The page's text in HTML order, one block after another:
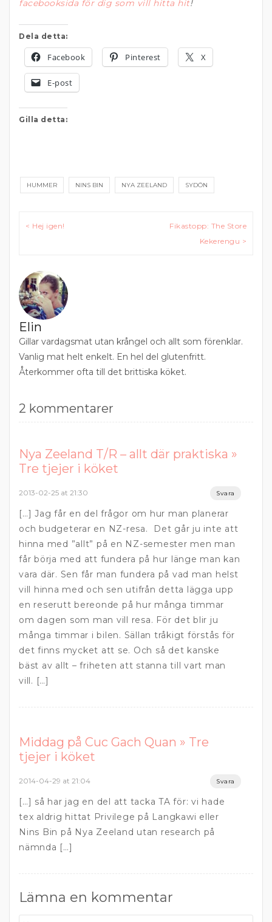
facebooksida för dig som vill hitta hit!
Dela detta:
Facebook Pinterest X
E-post
Gilla detta:
HUMMER NINS BIN NYA ZEELAND SYDÖN
Inläggsnavigering
< Hej igen!
Fikastopp: The Store
Kekerengu >
Elin
Gillar vardagsmat utan krångel och allt som förenklar.
Vanlig mat helt enkelt. En hel del glutenfritt.
Återkommer ofta till det brittiska köket.
2 kommentarer
Nya Zeeland T/R – allt där praktiska »
Tre tjejer i köket
2013-02-25 at 21:30 Svara
[…] Jag får en del frågor om hur man planerar
och budgeterar en NZ-resa. Det går ju inte att
hinna med ”allt” på en NZ-semester men man
får börja med att fundera på hur länge man kan
vara där. Sen får man fundera på vad man helst
vill hinna med och sen utifrån detta lägga upp
en reserutt bereonde på hur många timmar
om dagen som man vill resa. För det blir ju
många timmar i bilen. Sällan tråkigt förstås för
det finns mycket att se. Och så det kanske
bäst av allt – friheten att stanna till vart man
vill. […]
Middag på Cuc Gach Quan » Tre
tjejer i köket
2014-04-29 at 21:04 Svara
[…] så har jag en del att tacka TA för: vi hade
tex aldrig hittat Privilege på Langkawi eller
Nins Bin på Nya Zeeland utan research på
nämnda […]
Lämna en kommentar